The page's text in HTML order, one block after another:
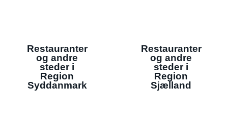
Restauranter
og andre
steder i
Region
Syddanmark
Restauranter
og andre
steder i
Region
Sjælland